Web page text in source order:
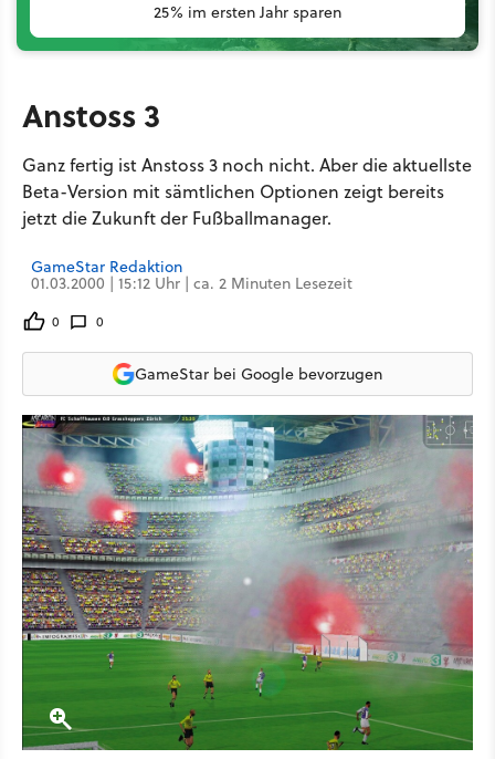
25% im ersten Jahr sparen
Anstoss 3
Ganz fertig ist Anstoss 3 noch nicht. Aber die aktuellste
Beta-Version mit sämtlichen Optionen zeigt bereits
jetzt die Zukunft der Fußballmanager.
GameStar Redaktion
01.03.2000 | 15:12 Uhr | ca. 2 Minuten Lesezeit
0 0
GameStar bei Google bevorzugen